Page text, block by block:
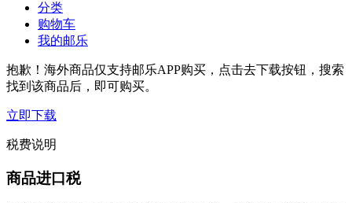
分类
购物车
我的邮乐
抱歉！海外商品仅支持邮乐APP购买，点击去下载按钮，搜索
找到该商品后，即可购买。
立即下载
税费说明
商品进口税